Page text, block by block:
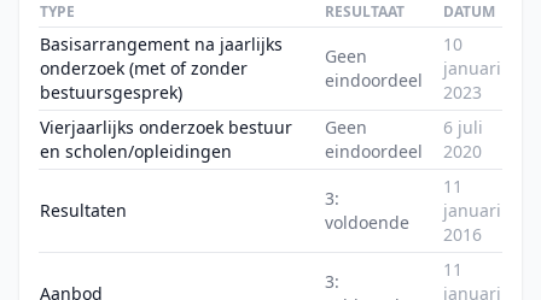
TYPE RESULTAAT DATUM
Basisarrangement na jaarlijks
onderzoek (met of zonder
bestuursgesprek)
Geen
eindoordeel
10
januari
2023
Vierjaarlijks onderzoek bestuur
en scholen/opleidingen
Geen
eindoordeel
6 juli
2020
Resultaten
3:
voldoende
11
januari
2016
Aanbod
3:
11
januari